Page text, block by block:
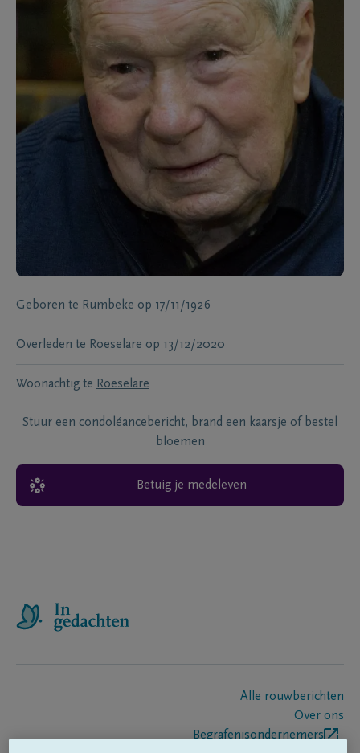
Geboren te Rumbeke op 17/11/1926
Overleden te Roeselare op 13/12/2020
Woonachtig te Roeselare
Stuur een condoléancebericht, brand een kaarsje of bestel
bloemen
Betuig je medeleven
Alle rouwberichten
Over ons
Begrafenisondernemers